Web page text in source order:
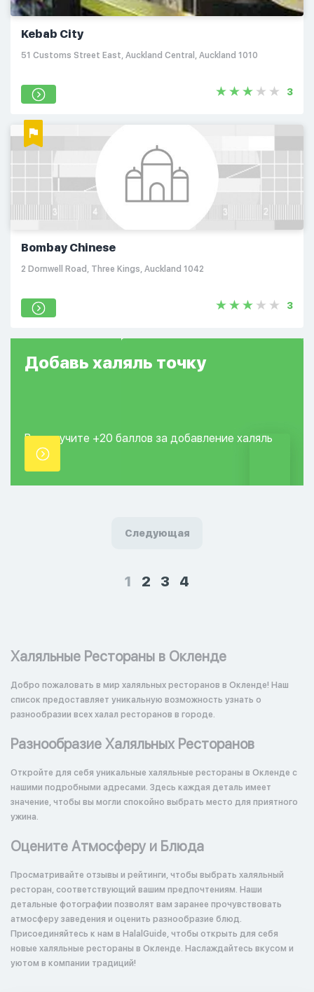
Kebab City
51 Customs Street East, Auckland Central, Auckland 1010
3
Bombay Chinese
2 Dornwell Road, Three Kings, Auckland 1042
3
Добавь халяль точку
Вы получите +20 баллов за добавление халяль
точки.
Следующая
1 2 3 4
Халяльные Рестораны в Окленде
Добро пожаловать в мир халяльных ресторанов в Окленде! Наш
список предоставляет уникальную возможность узнать о
разнообразии всех халал ресторанов в городе.
Разнообразие Халяльных Ресторанов
Откройте для себя уникальные халяльные рестораны в Окленде с
нашими подробными адресами. Здесь каждая деталь имеет
значение, чтобы вы могли спокойно выбрать место для приятного
ужина.
Оцените Атмосферу и Блюда
Просматривайте отзывы и рейтинги, чтобы выбрать халяльный
ресторан, соответствующий вашим предпочтениям. Наши
детальные фотографии позволят вам заранее прочувствовать
атмосферу заведения и оценить разнообразие блюд.
Присоединяйтесь к нам в HalalGuide, чтобы открыть для себя
новые халяльные рестораны в Окленде. Наслаждайтесь вкусом и
уютом в компании традиций!